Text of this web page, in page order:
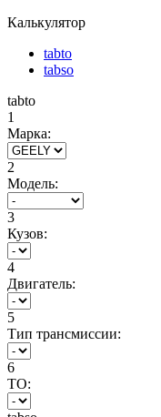
Калькулятор
tabto
tabso
tabto
1
Марка:
2
Модель:
3
Кузов:
4
Двигатель:
5
Тип трансмиссии:
6
ТО: